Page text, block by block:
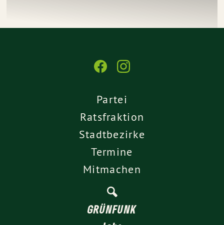
Partei
Ratsfraktion
Stadtbezirke
Termine
Mitmachen
GRÜNFUNK